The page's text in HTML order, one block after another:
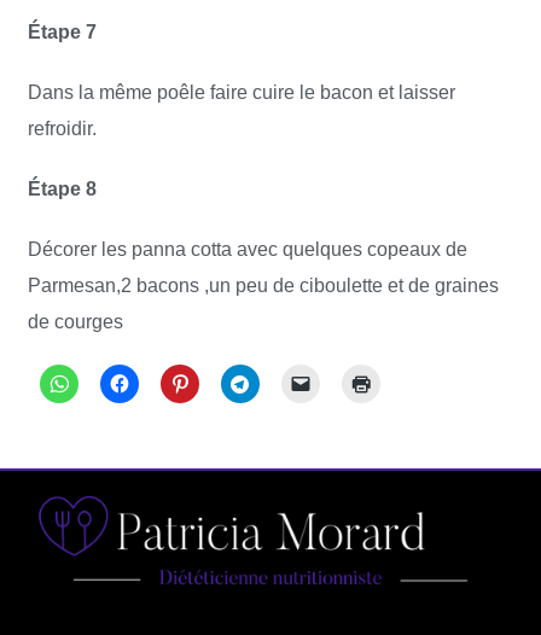
Étape 7
Dans la même poêle faire cuire le bacon et laisser
refroidir.
Étape 8
Décorer les panna cotta avec quelques copeaux de
Parmesan,2 bacons ,un peu de ciboulette et de graines
de courges